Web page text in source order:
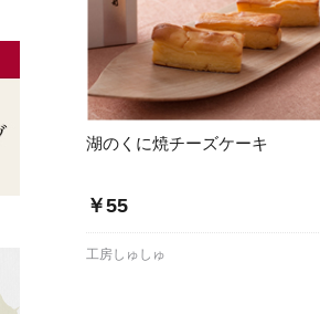
湖のくに焼チーズケーキ
￥55
工房しゅしゅ